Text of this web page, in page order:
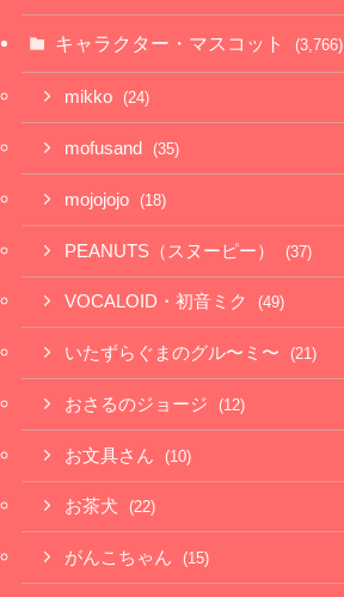
キャラクター・マスコット (3,766)
mikko (24)
mofusand (35)
mojojojo (18)
PEANUTS（スヌーピー） (37)
VOCALOID・初音ミク (49)
いたずらぐまのグル〜ミ〜 (21)
おさるのジョージ (12)
お文具さん (10)
お茶犬 (22)
がんこちゃん (15)